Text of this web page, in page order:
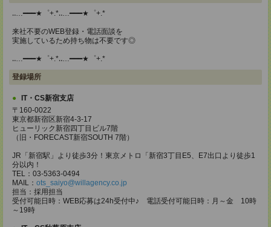
‥…━━━★゜+.*‥…━━━★゜+.*
来社不要のWEB登録・電話面談を
実施しているため持ち物は不要です◎
‥…━━━★゜+.*‥…━━━★゜+.*
登録場所
IT・CS新宿支店
〒160-0022
東京都新宿区新宿4-3-17
ヒューリック新宿四丁目ビル7階
（旧・FORECAST新宿SOUTH 7階）
JR「新宿駅」より徒歩3分！東京メトロ「新宿3丁目E5、E7出口より徒歩1
分以内！
TEL：03-5363-0494
MAIL： ots_saiyo@willagency.co.jp
担当：採用担当
受付可能日時：WEB応募は24h受付中♪ 電話受付可能日時：月～金 10時
～19時